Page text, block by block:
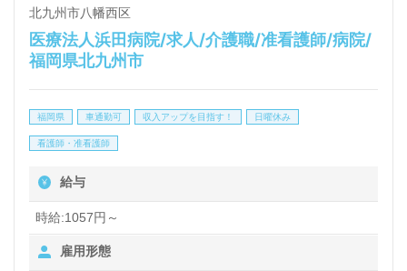
北九州市八幡西区
医療法人浜田病院/求人/介護職/准看護師/病院/
福岡県北九州市
福岡県 車通勤可 収入アップを目指す！ 日曜休み
看護師・准看護師
給与
時給:1057円～
雇用形態